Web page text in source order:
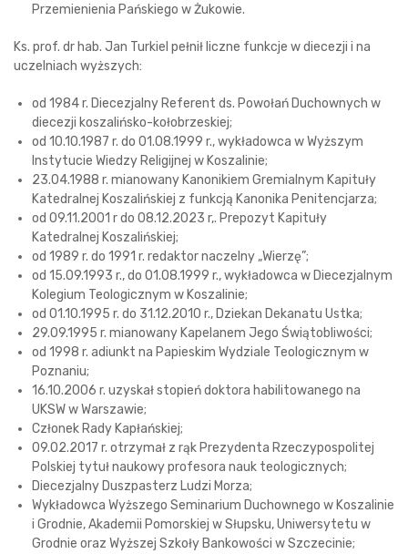
Przemienienia Pańskiego w Żukowie.
Ks. prof. dr hab. Jan Turkiel pełnił liczne funkcje w diecezji i na
uczelniach wyższych:
od 1984 r. Diecezjalny Referent ds. Powołań Duchownych w
diecezji koszalińsko-kołobrzeskiej;
od 10.10.1987 r. do 01.08.1999 r., wykładowca w Wyższym
Instytucie Wiedzy Religijnej w Koszalinie;
23.04.1988 r. mianowany Kanonikiem Gremialnym Kapituły
Katedralnej Koszalińskiej z funkcją Kanonika Penitencjarza;
od 09.11.2001 r do 08.12.2023 r,. Prepozyt Kapituły
Katedralnej Koszalińskiej;
od 1989 r. do 1991 r. redaktor naczelny „Wierzę”;
od 15.09.1993 r., do 01.08.1999 r., wykładowca w Diecezjalnym
Kolegium Teologicznym w Koszalinie;
od 01.10.1995 r. do 31.12.2010 r., Dziekan Dekanatu Ustka;
29.09.1995 r. mianowany Kapelanem Jego Świątobliwości;
od 1998 r. adiunkt na Papieskim Wydziale Teologicznym w
Poznaniu;
16.10.2006 r. uzyskał stopień doktora habilitowanego na
UKSW w Warszawie;
Członek Rady Kapłańskiej;
09.02.2017 r. otrzymał z rąk Prezydenta Rzeczypospolitej
Polskiej tytuł naukowy profesora nauk teologicznych;
Diecezjalny Duszpasterz Ludzi Morza;
Wykładowca Wyższego Seminarium Duchownego w Koszalinie
i Grodnie, Akademii Pomorskiej w Słupsku, Uniwersytetu w
Grodnie oraz Wyższej Szkoły Bankowości w Szczecinie;